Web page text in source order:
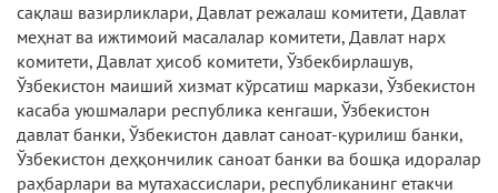
сақлаш вазирликлари, Давлат режалаш комитети, Давлат
меҳнат ва ижтимоий масалалар комитети, Давлат нарх
комитети, Давлат ҳисоб комитети, Ўзбекбирлашув,
Ўзбекистон маиший хизмат кўрсатиш маркази, Ўзбекистон
касаба уюшмалари рес­публика кенгаши, Ўзбекистон
давлат банки, Ўзбекистон давлат саноат-қурилиш банки,
Ўзбекистон деҳқончилик саноат банки ва бошқа идоралар
раҳбарлари ва мутахассислари, республиканинг етакчи